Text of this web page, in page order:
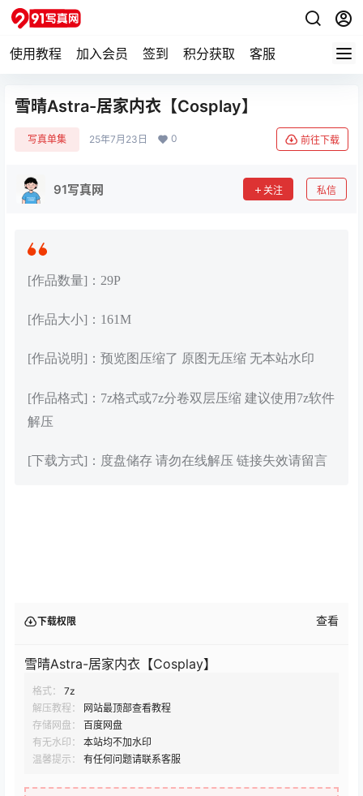
使用教程 加入会员 签到 积分获取 客服
雪晴Astra-居家内衣【Cosplay】
写真单集 25年7月23日 0 前往下载
91写真网 关注 私信
[作品数量]：29P
[作品大小]：161M
[作品说明]：预览图压缩了 原图无压缩 无本站水印
[作品格式]：7z格式或7z分卷双层压缩 建议使用7z软件
解压
[下载方式]：度盘储存 请勿在线解压 链接失效请留言
下载权限 查看
雪晴Astra-居家内衣【Cosplay】
格式：
7z
解压教程：
网站最顶部查看教程
存储网盘：
百度网盘
有无水印：
本站均不加水印
温馨提示：
有任何问题请联系客服